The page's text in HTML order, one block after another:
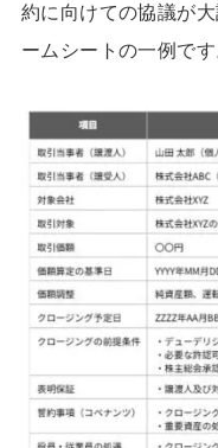
約に向けての協議が
ームシートの一例です